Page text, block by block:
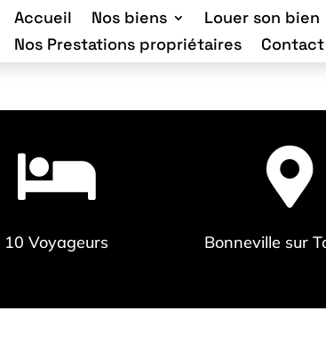
Accueil Nos biens Louer son bien
Nos Prestations propriétaires
Contact

10 Voyageurs

Bonneville sur